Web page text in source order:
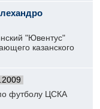
"Ювентус"
казанского
футболу ЦСКА